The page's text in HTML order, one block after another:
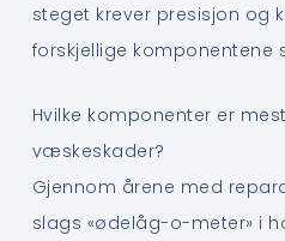
steget krever presisjon og
forskjellige komponentene
Hvilke komponenter er
væskeskader?
Gjennom årene med
slags «ødelåg-o-meter» i